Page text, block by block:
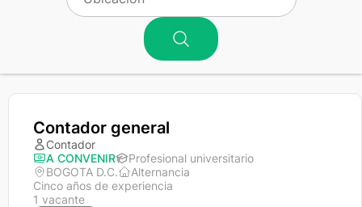
Contador general
Contador
A CONVENIR
Profesional universitario
BOGOTA D.C.
Alternancia
Cinco años de experiencia
1 vacante